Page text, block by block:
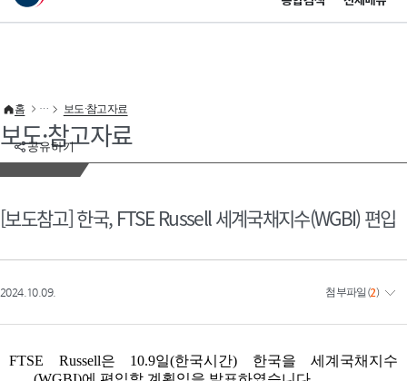
이 누리집은 대한민국 공식 전자정부 누리집입니다.
공유하기
홈 보도·참고자료
보도·참고자료
[보도참고] 한국, FTSE Russell 세계국채지수(WGBI) 편입
2024.10.09. 첨부파일 (2)